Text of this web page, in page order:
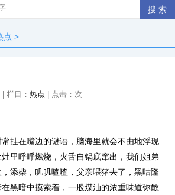
点 >
栏目： 热点 | 点击： 次
挂在嘴边的谜语，脑海里就会不由地浮现
里呼呼燃烧，火舌自锅底窜出，我们姐弟
添柴，叽叽喳喳，父亲喂猪去了，黑咕隆
黑暗中摸索着，一股煤油的浓重味道弥散